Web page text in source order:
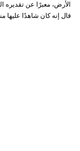
الأرض، معبرًا عن تقديره
قال إنه كان شاهدًا عليها